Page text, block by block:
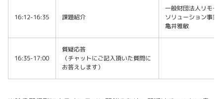
16:12-16:35 課題紹介
一般財団法人リモー
ソリューション事
亀井雅敏
16:35-17:00
質疑応答
（チャットにご記入頂いた質問に
お答えします）